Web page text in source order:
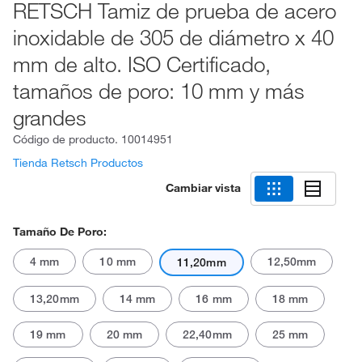
RETSCH Tamiz de prueba de acero
inoxidable de 305 de diámetro x 40
mm de alto. ISO Certificado,
tamaños de poro: 10 mm y más
grandes
Código de producto. 10014951
Tienda Retsch Productos
Cambiar vista
Tamaño De Poro:
4 mm 10 mm 11,20mm 12,50mm
13,20mm 14 mm 16 mm 18 mm
19 mm 20 mm 22,40mm 25 mm